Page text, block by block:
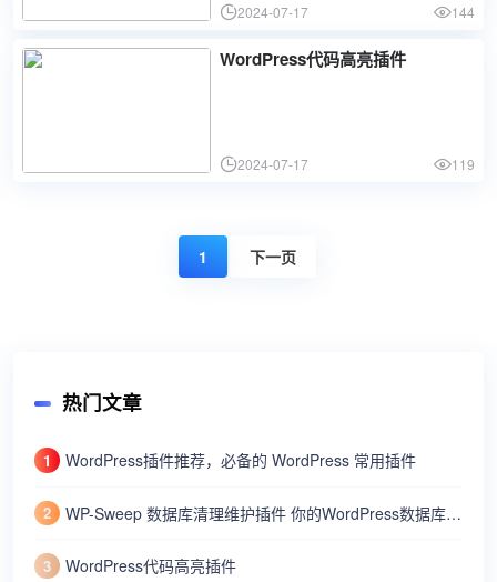
2024-07-17 144
WordPress代码高亮插件
2024-07-17 119
1 下一页
热门文章
1 WordPress插件推荐，必备的 WordPress 常用插件
2 WP-Sweep 数据库清理维护插件 你的WordPress数据库清理专家
3 WordPress代码高亮插件